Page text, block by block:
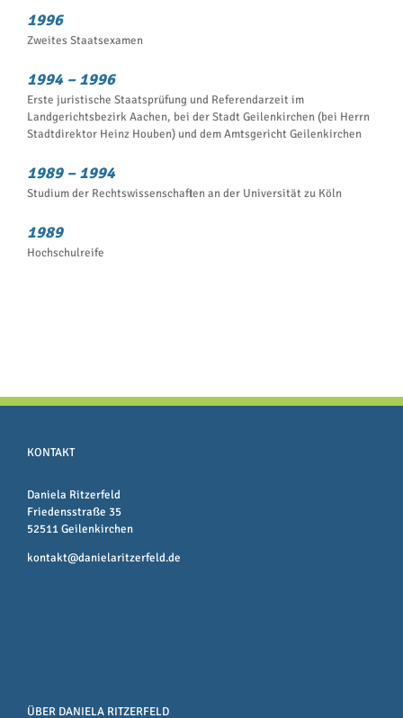
1996
Zweites Staatsexamen
1994 – 1996
Erste juristische Staatsprüfung und Referendarzeit im
Landgerichtsbezirk Aachen, bei der Stadt Geilenkirchen (bei Herrn
Stadtdirektor Heinz Houben) und dem Amtsgericht Geilenkirchen
1989 – 1994
Studium der Rechtswissenschaften an der Universität zu Köln
1989
Hochschulreife
KONTAKT
Daniela Ritzerfeld
Friedensstraße 35
52511 Geilenkirchen
kontakt@danielaritzerfeld.de
ÜBER DANIELA RITZERFELD